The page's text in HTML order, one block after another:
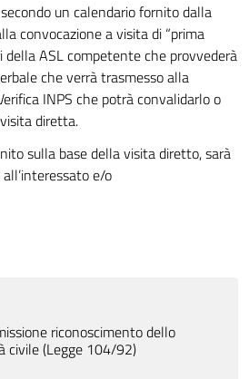
un calendario fornito dalla
convocazione a visita di “prima
della ASL competente che provvederà
che verrà trasmesso alla
INPS che potrà convalidarlo o
diretta.
sulla base della visita diretto, sarà
e/o
riconoscimento dello
civile (Legge 104/92)